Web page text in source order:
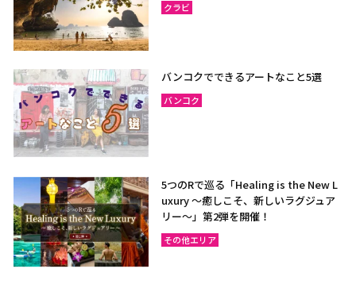
パタヤ（チョンブリー）
ラヨーン（サメット島）
サケーオ
チャチューンサオ
プラーチーンブリー
サムットプラカーン
バンコク
サムットソンクラーム
アユタヤ
ナコーンパトム
カンチャナブリー
クラビ
バンコクでできるアートなこと5選
バンコク
5つのRで巡る「Healing is the New L
uxury ～癒しこそ、新しいラグジュア
リー〜」第2弾を開催！
その他エリア